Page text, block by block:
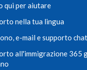
qui per aiutare
nella tua lingua
e-mail e supporto chat
all'immigrazione 365